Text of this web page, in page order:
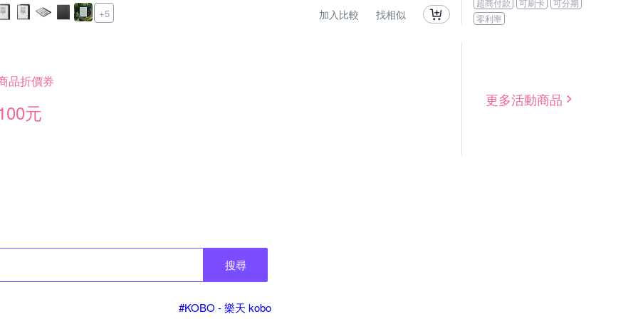
+5 加入比較 找相似
超商付款 可刷卡
可分期
零利率
品折價券
元
更多活動商品
搜尋
#KOBO - 樂天 kobo